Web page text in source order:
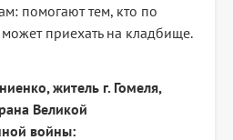
помогают тем, кто по
приехать на кладбище.
житель г. Гомеля,
Великой
войны: